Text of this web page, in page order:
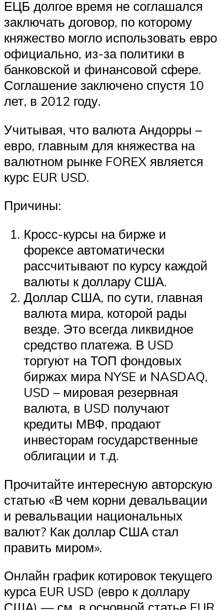
ЕЦБ долгое время не соглашался
заключать договор, по которому
княжество могло использовать евро
официально, из-за политики в
банковской и финансовой сфере.
Соглашение заключено спустя 10
лет, в 2012 году.
Учитывая, что валюта Андорры –
евро, главным для княжества на
валютном рынке FOREX является
курс EUR USD.
Причины:
Кросс-курсы на бирже и
форексе автоматически
рассчитывают по курсу каждой
валюты к доллару США.
Доллар США, по сути, главная
валюта мира, которой рады
везде. Это всегда ликвидное
средство платежа. В USD
торгуют на ТОП фондовых
биржах мира NYSE и NASDAQ,
USD – мировая резервная
валюта, в USD получают
кредиты МВФ, продают
инвесторам государственные
облигации и т.д.
Прочитайте интересную авторскую
статью «В чем корни девальвации
и ревальвации национальных
валют? Как доллар США стал
править миром».
Онлайн график котировок текущего
курса EUR USD (евро к доллару